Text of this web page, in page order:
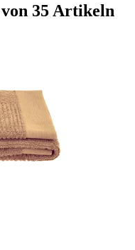
35 Artikeln